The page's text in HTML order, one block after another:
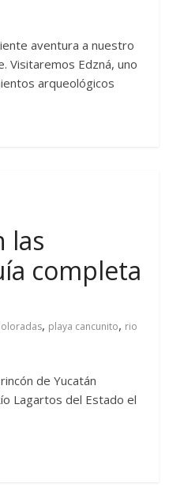
aventura a nuestro
Visitaremos Edzná, uno
arqueológicos
las
completa
, playa cancunito, rio
de Yucatán
Lagartos del Estado el